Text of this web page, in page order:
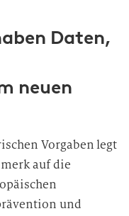
Daten,
neuen
Vorgaben legt
auf die
und